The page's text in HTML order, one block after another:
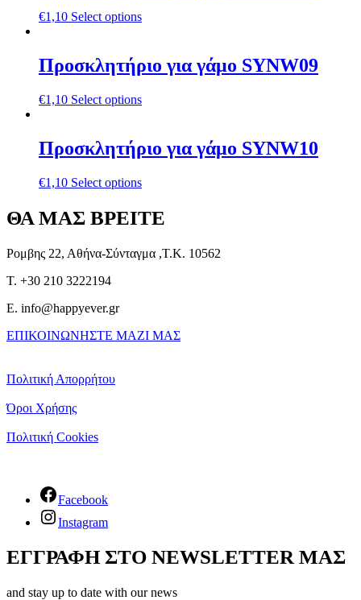
€1,10 Select options
Προσκλητήριο για γάμο SYNW09
€1,10 Select options
Προσκλητήριο για γάμο SYNW10
€1,10 Select options
ΘΑ ΜΑΣ ΒΡΕΙΤΕ
Ρομβης 22, Αθήνα-Σύνταγμα ,Τ.Κ. 10562
T. +30 210 3222194
E. info@happyever.gr
ΕΠΙΚΟΙΝΩΝΗΣΤΕ ΜΑΖΙ ΜΑΣ
Πολιτική Απορρήτου
Όροι Χρήσης
Πολιτική Cookies
Facebook
Instagram
ΕΓΓΡΑΦΗ ΣΤΟ NEWSLETTER ΜΑΣ
and stay up to date with our news